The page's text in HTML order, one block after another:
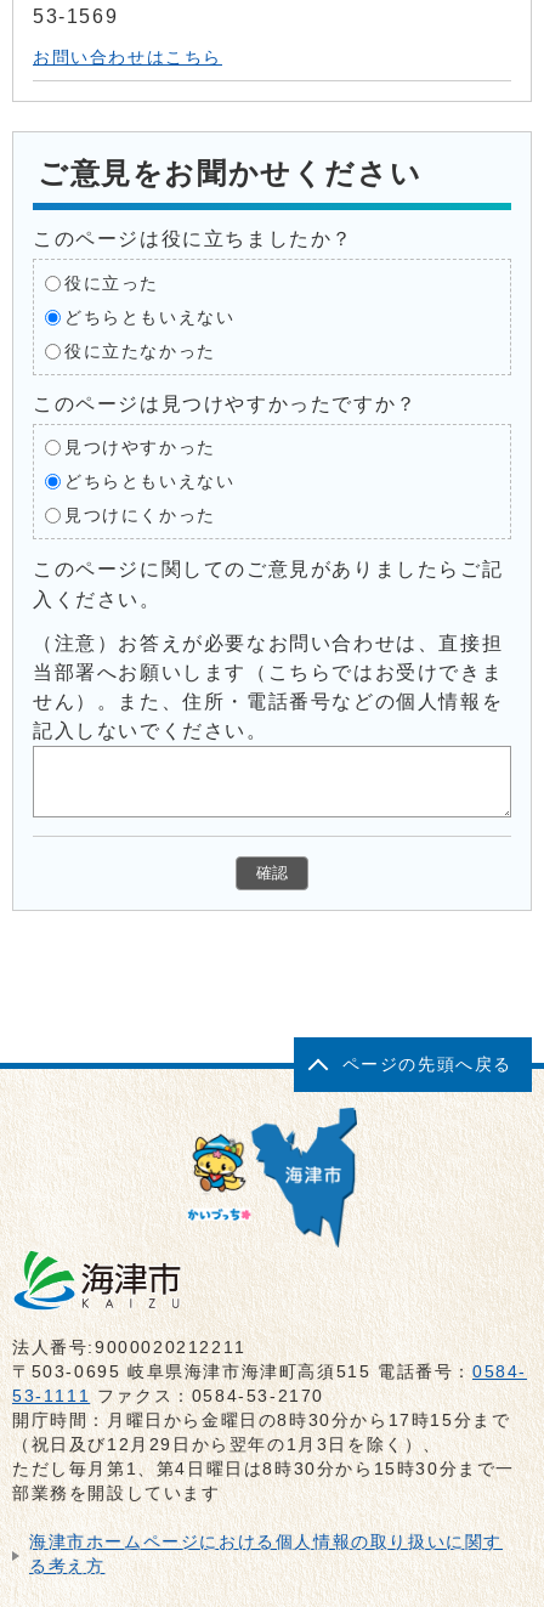
53-1569
お問い合わせはこちら
ご意見をお聞かせください
このページは役に立ちましたか？
役に立った
どちらともいえない
役に立たなかった
このページは見つけやすかったですか？
見つけやすかった
どちらともいえない
見つけにくかった
このページに関してのご意見がありましたらご記
入ください。
（注意）お答えが必要なお問い合わせは、直接担
当部署へお願いします（こちらではお受けできま
せん）。また、住所・電話番号などの個人情報を
記入しないでください。
ページの先頭へ戻る
法人番号:9000020212211
〒503-0695 岐阜県海津市海津町高須515 電話番号：0584-
53-1111 ファクス：0584-53-2170
開庁時間：月曜日から金曜日の8時30分から17時15分まで
（祝日及び12月29日から翌年の1月3日を除く）、
ただし毎月第1、第4日曜日は8時30分から15時30分まで一
部業務を開設しています
海津市ホームページにおける個人情報の取り扱いに関す
る考え方